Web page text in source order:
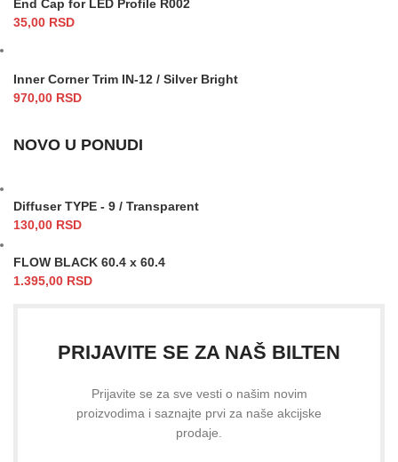
End Cap for LED Profile R002
35,00 RSD
Inner Corner Trim IN-12 / Silver Bright
970,00 RSD
NOVO U PONUDI
Diffuser TYPE - 9 / Transparent
130,00 RSD
FLOW BLACK 60.4 x 60.4
1.395,00 RSD
PRIJAVITE SE ZA NAŠ BILTEN
Prijavite se za sve vesti o našim novim
proizvodima i saznajte prvi za naše akcijske
prodaje.